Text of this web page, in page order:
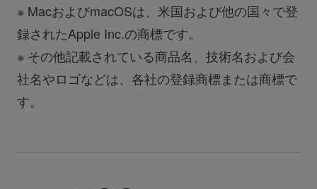
※ MacおよびmacOSは、米国および他の国々で登
録されたApple Inc.の商標です。
※ その他記載されている商品名、技術名および会
社名やロゴなどは、各社の登録商標または商標で
す。